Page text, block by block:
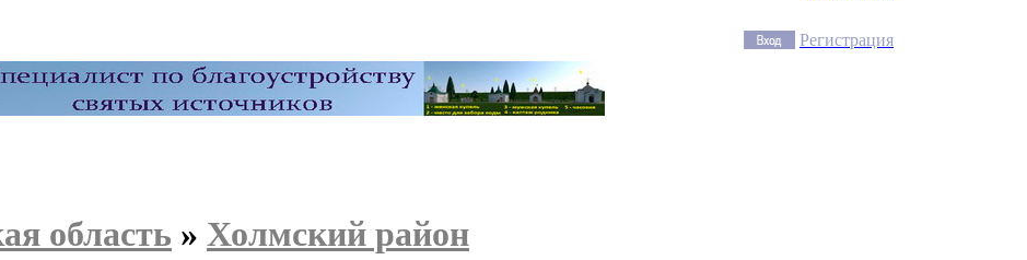
Регистрация
область » Холмский район